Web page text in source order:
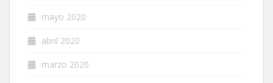
mayo 2020
abril 2020
marzo 2020